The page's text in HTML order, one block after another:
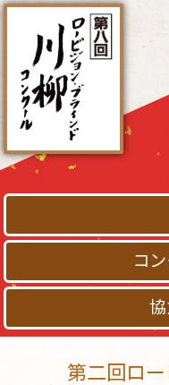
コ
第二回ロ